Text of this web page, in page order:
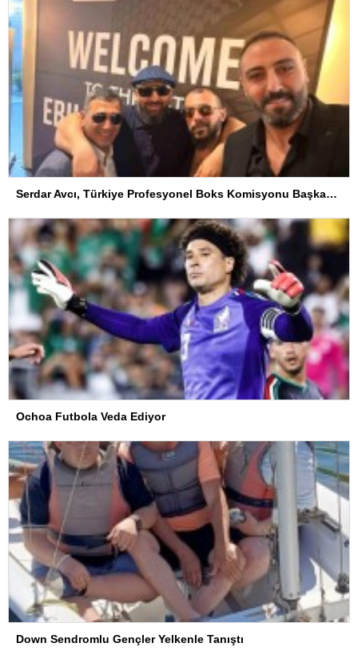
Serdar Avcı, Türkiye Profesyonel Boks Komisyonu Başkanı Seçildi
Ochoa Futbola Veda Ediyor
Down Sendromlu Gençler Yelkenle Tanıştı